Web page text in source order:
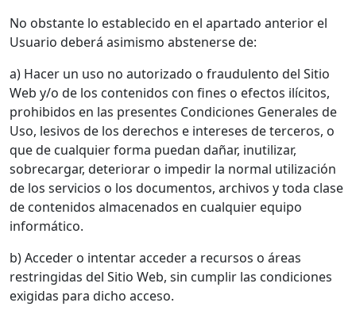
No obstante lo establecido en el apartado anterior el
Usuario deberá asimismo abstenerse de:
a) Hacer un uso no autorizado o fraudulento del Sitio
Web y/o de los contenidos con fines o efectos ilícitos,
prohibidos en las presentes Condiciones Generales de
Uso, lesivos de los derechos e intereses de terceros, o
que de cualquier forma puedan dañar, inutilizar,
sobrecargar, deteriorar o impedir la normal utilización
de los servicios o los documentos, archivos y toda clase
de contenidos almacenados en cualquier equipo
informático.
b) Acceder o intentar acceder a recursos o áreas
restringidas del Sitio Web, sin cumplir las condiciones
exigidas para dicho acceso.